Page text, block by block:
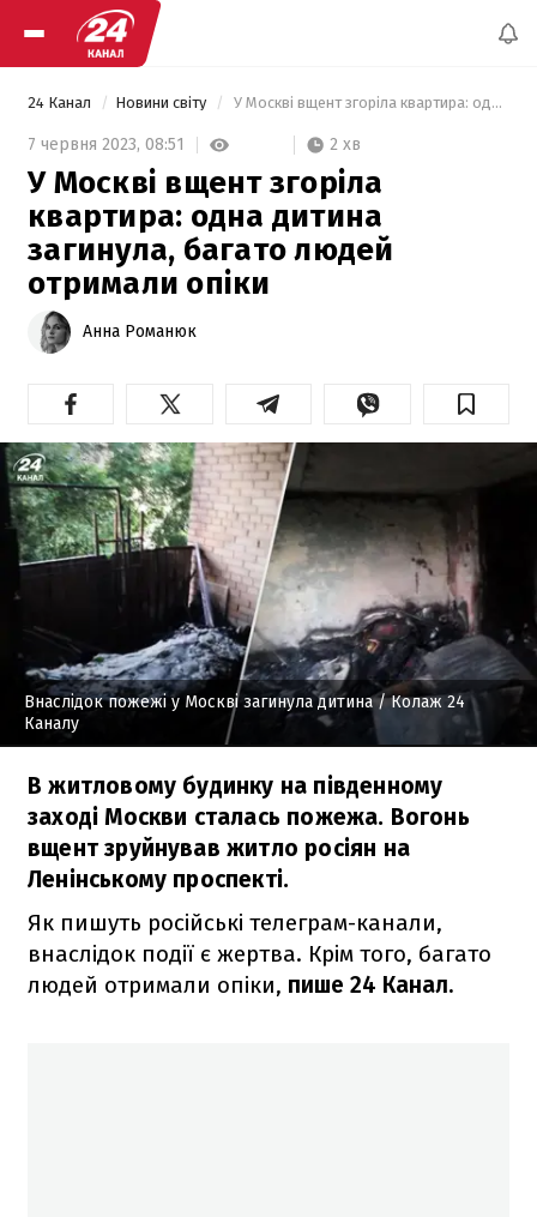
24 Канал Новини світу У Москві вщент згоріла квартира: одна дитина загинула, багато людей отримали опіки
7 червня 2023, 08:51 2 хв
У Москві вщент згоріла
квартира: одна дитина
загинула, багато людей
отримали опіки
Анна Романюк
Внаслідок пожежі у Москві загинула дитина/ Колаж 24
Каналу
В житловому будинку на південному
заході Москви сталась пожежа. Вогонь
вщент зруйнував житло росіян на
Ленінському проспекті.
Як пишуть російські телеграм-канали,
внаслідок події є жертва. Крім того, багато
людей отримали опіки, пише 24 Канал.